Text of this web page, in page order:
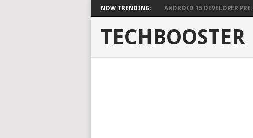
NOW TRENDING: ANDROID 15 DEVELOPER
TECHBOOSTER